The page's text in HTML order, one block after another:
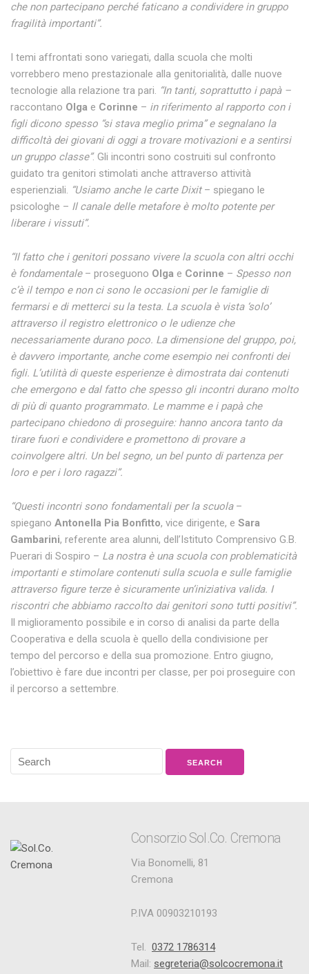
che non partecipano perché faticano a condividere in gruppo
fragilità importanti”.
I temi affrontati sono variegati, dalla scuola che molti
vorrebbero meno prestazionale alla genitorialità, dalle nuove
tecnologie alla relazione tra pari. “In tanti, soprattutto i papà –
raccontano Olga e Corinne – in riferimento al rapporto con i
figli dicono spesso “si stava meglio prima” e segnalano la
difficoltà dei giovani di oggi a trovare motivazioni e a sentirsi
un gruppo classe”. Gli incontri sono costruiti sul confronto
guidato tra genitori stimolati anche attraverso attività
esperienziali. “Usiamo anche le carte Dixit – spiegano le
psicologhe – Il canale delle metafore è molto potente per
liberare i vissuti”.
“Il fatto che i genitori possano vivere la scuola con altri occhi
è fondamentale– proseguono Olga e Corinne – Spesso non
c’è il tempo e non ci sono le occasioni per le famiglie di
fermarsi e di metterci su la testa. La scuola è vista ‘solo’
attraverso il registro elettronico o le udienze che
necessariamente durano poco. La dimensione del gruppo, poi,
è davvero importante, anche come esempio nei confronti dei
figli. L’utilità di queste esperienze è dimostrata dai contenuti
che emergono e dal fatto che spesso gli incontri durano molto
di più di quanto programmato. Le mamme e i papà che
partecipano chiedono di proseguire: hanno ancora tanto da
tirare fuori e condividere e promettono di provare a
coinvolgere altri. Un bel segno, un bel punto di partenza per
loro e per i loro ragazzi”.
“Questi incontri sono fondamentali per la scuola–
spiegano Antonella Pia Bonfitto, vice dirigente, e Sara
Gambarini, referente area alunni, dell’Istituto Comprensivo G.B.
Puerari di Sospiro – La nostra è una scuola con problematicità
importanti e stimolare contenuti sulla scuola e sulle famiglie
attraverso figure terze è sicuramente un’iniziativa valida. I
riscontri che abbiamo raccolto dai genitori sono tutti positivi”.
Il miglioramento possibile e in corso di analisi da parte della
Cooperativa e della scuola è quello della condivisione per
tempo del percorso e della sua promozione. Entro giugno,
l’obiettivo è fare due incontri per classe, per poi proseguire con
il percorso a settembre.
Consorzio Sol.Co. Cremona
Via Bonomelli, 81
Cremona
P.IVA 00903210193
Tel. 0372 1786314
Mail: segreteria@solcocremona.it